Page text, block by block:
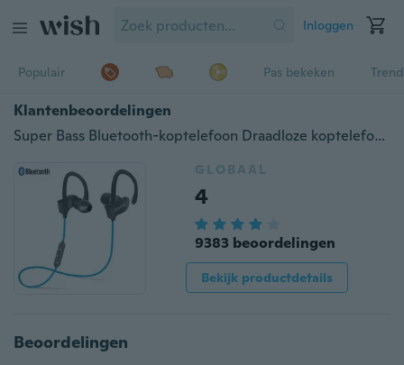
Inloggen
Populair Pas bekeken
Klantenbeoordelingen
Super Bass Bluetooth-koptelefoon Draadloze koptelefoon Bluetooth-oortelefoon Waterdicht voor sporttelefoon met microfoon voor Xiaomi / IPhone / Samsung Kopfhörer Couteurs Auriculares Bluedio
GLOBAAL
4
9383 beoordelingen
Bekijk productdetails
Beoordelingen